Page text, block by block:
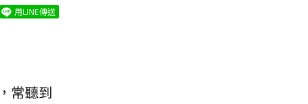
用LINE傳送
常聽到